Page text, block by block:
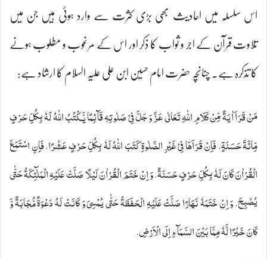
اس سلسلہ میں احادیث بھی بڑی کثرت سے وارد ہوئی ہیں جن میں
تلاوت قرآن کے اجر و ثواب کا ذکر اور اس کے مرغوب و مطلوب ہونے
کا تذکرہ ہے۔ چنانچہ حضرت امام حسین ابن علی علیہ السلام کا ارشاد ہے:
مَنْ قَرَاَ اٰيَةً مِّنْ كَلَامِ اللّٰهِ تَعَالٰى عَزَّ وَ جَلَّ فِیْ صَلٰوتِهٖ قَآئِمًا يَّكْتُبُ اللّٰهُ لَهٗ‏ بِكُلِّ حَرْفٍ
مِّائَةَ حَسَنَةٍ، فَاِنْ قَرَاَهَا فِیْ غَيْرِ الصَّلٰوةِ كَتَبَ اللّٰهُ لَهٗ بِكُلِّ حَرْفٍ عَشْرًا، فَاِنِ اسْتَمَعَ
الْقُرْاٰنَ كَانَ لَهٗ بِكُلِّ حَرْفٍ حَسَنَةٌ، وَ اِنْ خَتَمَ الْقُرْاٰنَ لَيْلًا صَلَّتْ عَلَيْهِ الْمَلٰٓئِكَةُ حَتّٰى
يُصْبِحَ، وَ اِنْ خَتَمَهٗ نَهَارًا صَلَّتْ عَلَيْهِ الْحَفَظَةُ حَتّٰى يُمْسِیَ وَ كَانَتْ لَهُ دَعْوَةٌ مُّجَابَةٌ وَّ
كَانَ خَيْرًا لَّهٗ مِمَّا بَيْنَ السَّمَآءِ اِلَى الْاَرْضِ.